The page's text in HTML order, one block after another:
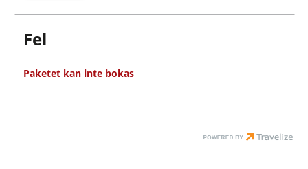
Fel
Paketet kan inte bokas